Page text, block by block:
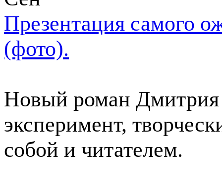
Презентация самого
(фото).
Новый роман Дмитрия
эксперимент,
собой и читателем.